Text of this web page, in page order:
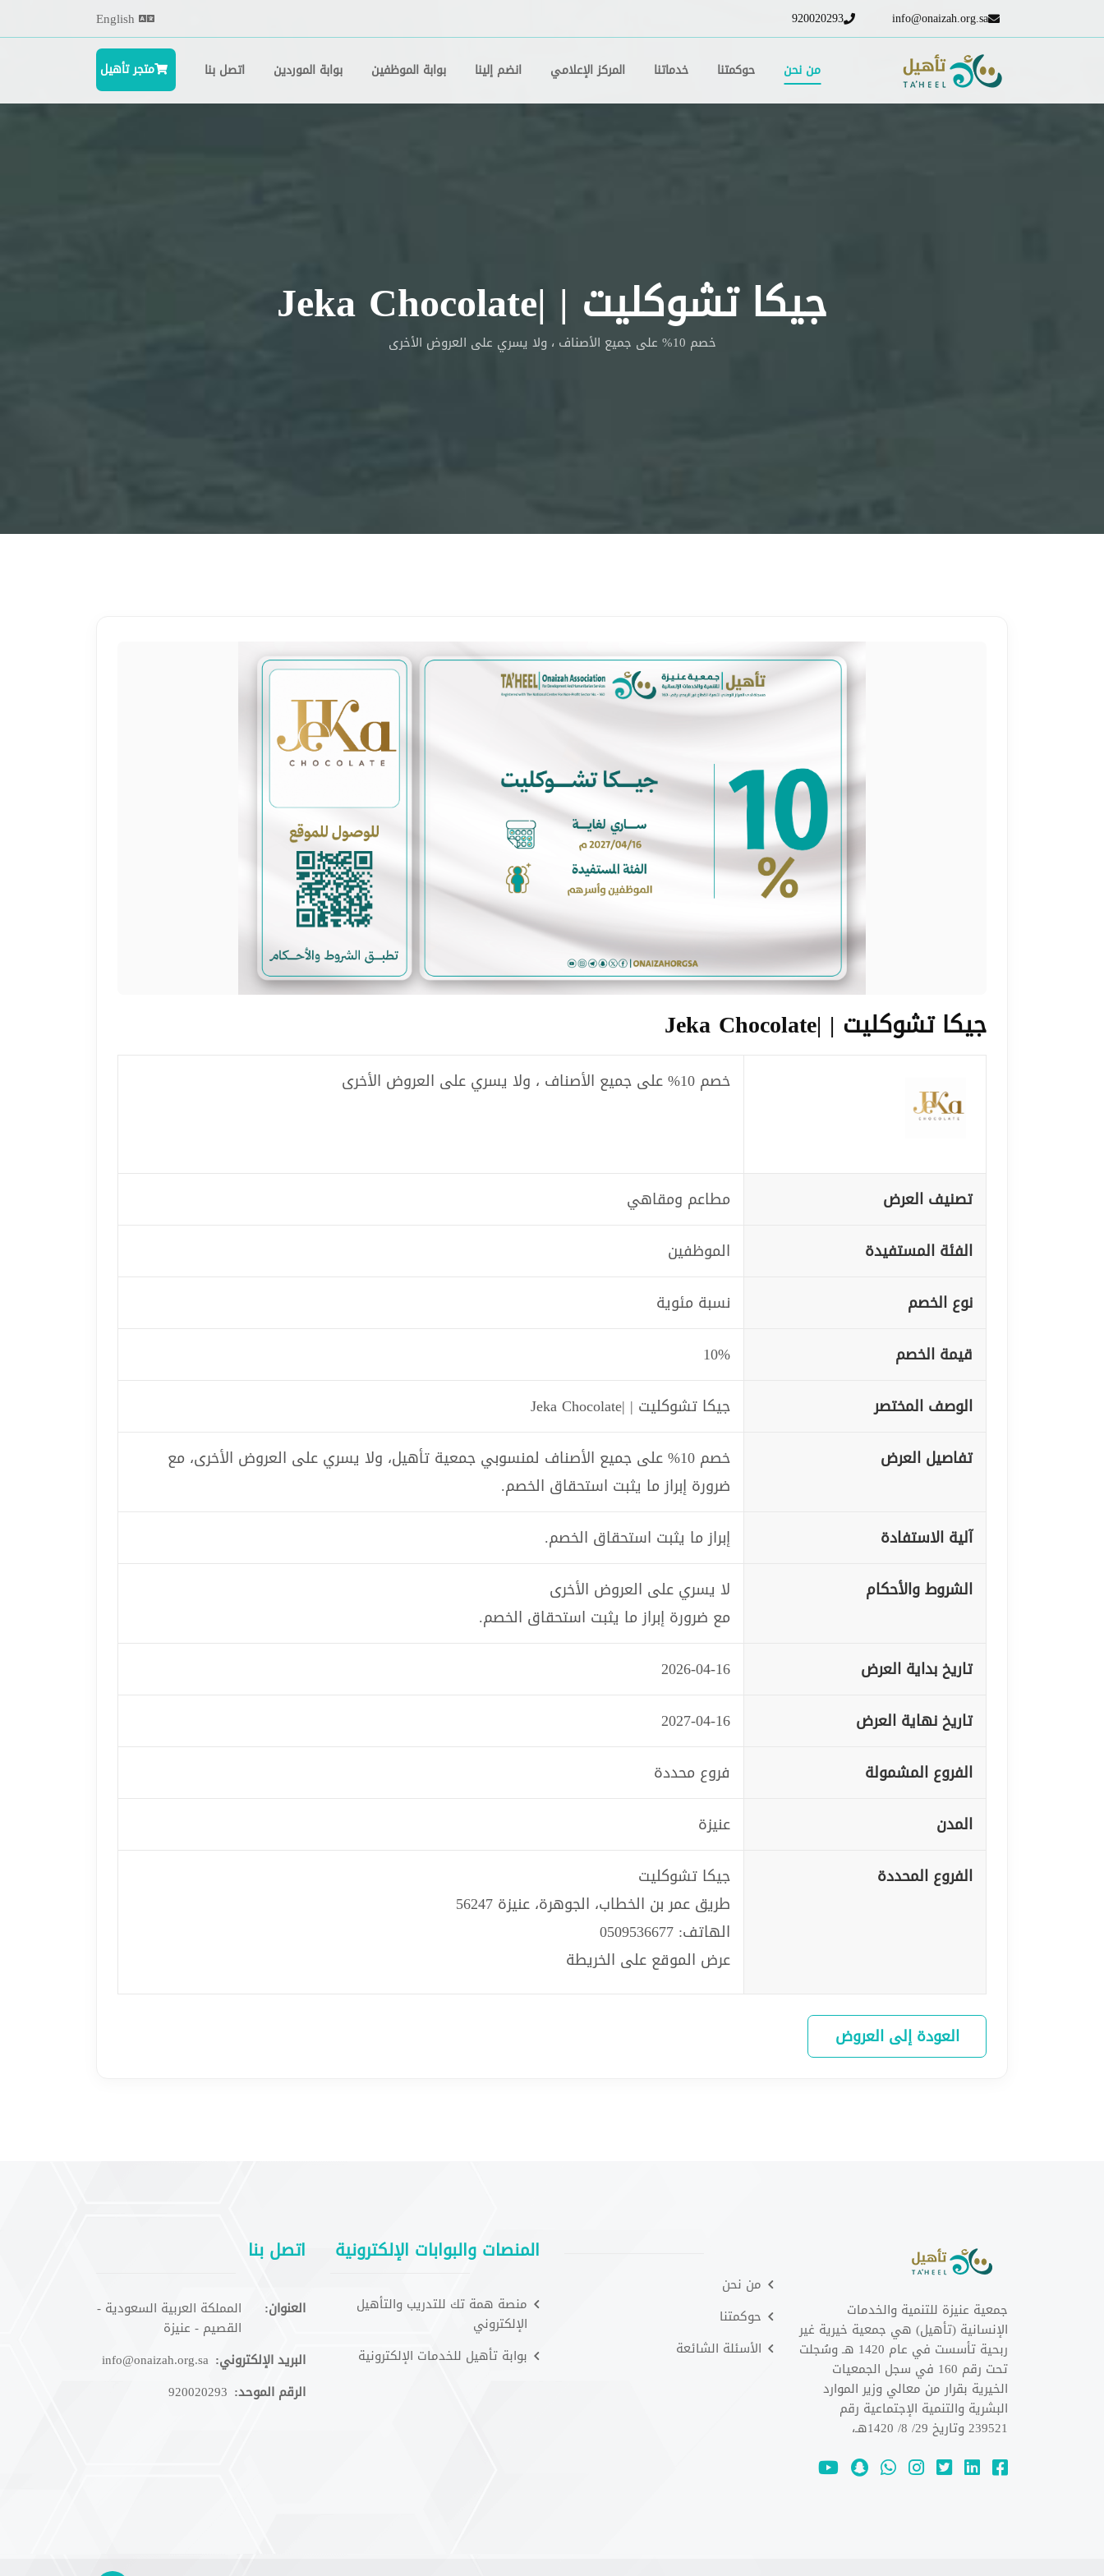
info@onaizah.org.sa
920020293
من نحن حوكمتنا خدماتنا المركز الإعلامي انضم إلينا بوابة الموظفين بوابة الموردين اتصل بنا متجر تأهيل
جيكا تشوكليت | |Jeka Chocolate
خصم 10% على جميع الأصناف ، ولا يسري على العروض الأخرى
جيكا تشوكليت | |Jeka Chocolate
خصم 10% على جميع الأصناف ، ولا يسري على العروض الأخرى
تصنيف العرض
مطاعم ومقاهي
الفئة المستفيدة
الموظفين
نوع الخصم
نسبة مئوية
قيمة الخصم
10%
الوصف المختصر
جيكا تشوكليت | |Jeka Chocolate
تفاصيل العرض
خصم 10% على جميع الأصناف لمنسوبي جمعية تأهيل، ولا يسري على العروض الأخرى، مع
ضرورة إبراز ما يثبت استحقاق الخصم.
آلية الاستفادة
إبراز ما يثبت استحقاق الخصم.
الشروط والأحكام
لا يسري على العروض الأخرى
مع ضرورة إبراز ما يثبت استحقاق الخصم.
تاريخ بداية العرض
2026-04-16
تاريخ نهاية العرض
2027-04-16
الفروع المشمولة
فروع محددة
المدن
عنيزة
الفروع المحددة
جيكا تشوكليت
طريق عمر بن الخطاب، الجوهرة، عنيزة 56247
الهاتف: 0509536677
عرض الموقع على الخريطة
العودة إلى العروض
جمعية عنيزة للتنمية والخدمات
الإنسانية (تأهيل) هي جمعية خيرية غير
ربحية تأسست في عام 1420 هـ وسُجلت
تحت رقم 160 في سجل الجمعيات
الخيرية بقرار من معالي وزير الموارد
البشرية والتنمية الإجتماعية رقم
239521 وتاريخ 29/ 8/ 1420هـ،
من نحن
حوكمتنا
الأسئلة الشائعة
المنصات والبوابات الإلكترونية
منصة همة تك للتدريب والتأهيل
الإلكتروني
بوابة تأهيل للخدمات الإلكترونية
اتصل بنا
العنوان:
المملكة العربية السعودية -
القصيم - عنيزة
البريد الإلكتروني: info@onaizah.org.sa
الرقم الموحد: 920020293